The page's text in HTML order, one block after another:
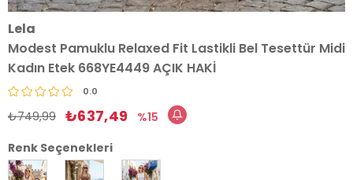
Lela
Modest Pamuklu Relaxed Fit Lastikli Bel Tesettür Midi
Kadın Etek 668YE4449 AÇIK HAKİ
0.0
₺749,99 ₺637,49
15
Renk Seçenekleri